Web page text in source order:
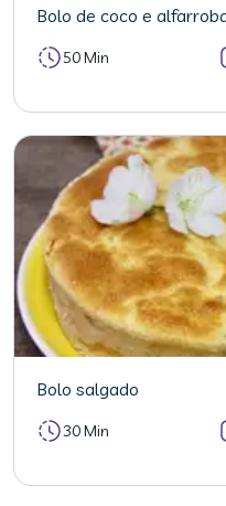
Bolo de coco e
50 Min
Bolo salgado
30 Min